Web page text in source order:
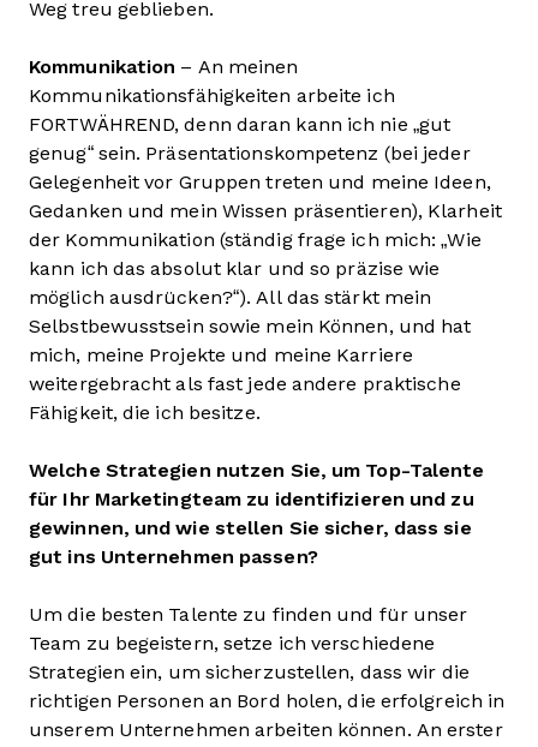
Weg treu geblieben.
Kommunikation – An meinen
Kommunikationsfähigkeiten arbeite ich
FORTWÄHREND, denn daran kann ich nie „gut
genug“ sein. Präsentationskompetenz (bei jeder
Gelegenheit vor Gruppen treten und meine Ideen,
Gedanken und mein Wissen präsentieren), Klarheit
der Kommunikation (ständig frage ich mich: „Wie
kann ich das absolut klar und so präzise wie
möglich ausdrücken?“). All das stärkt mein
Selbstbewusstsein sowie mein Können, und hat
mich, meine Projekte und meine Karriere
weitergebracht als fast jede andere praktische
Fähigkeit, die ich besitze.
Welche Strategien nutzen Sie, um Top-Talente
für Ihr Marketingteam zu identifizieren und zu
gewinnen, und wie stellen Sie sicher, dass sie
gut ins Unternehmen passen?
Um die besten Talente zu finden und für unser
Team zu begeistern, setze ich verschiedene
Strategien ein, um sicherzustellen, dass wir die
richtigen Personen an Bord holen, die erfolgreich in
unserem Unternehmen arbeiten können. An erster